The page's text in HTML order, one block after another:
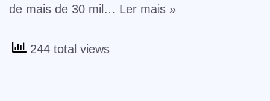
de mais de 30 mil… Ler mais »
244 total views